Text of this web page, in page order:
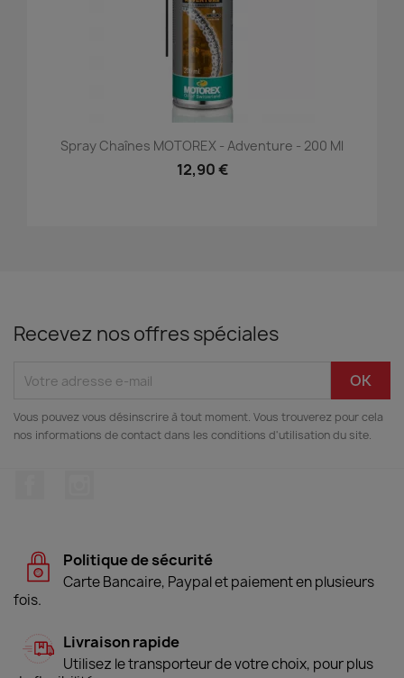
Spray Chaînes MOTOREX - Adventure - 200 Ml
12,90 €
Recevez nos offres spéciales
Vous pouvez vous désinscrire à tout moment. Vous trouverez pour cela
nos informations de contact dans les conditions d'utilisation du site.
Politique de sécurité
Carte Bancaire, Paypal et paiement en plusieurs
fois.
Livraison rapide
Utilisez le transporteur de votre choix, pour plus